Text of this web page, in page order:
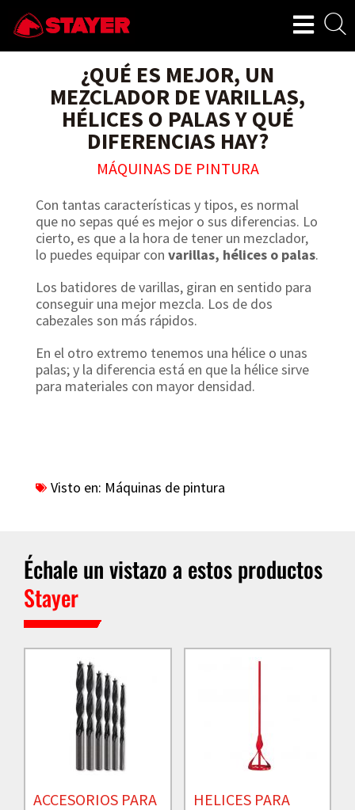
¿QUÉ ES MEJOR, UN
MEZCLADOR DE VARILLAS,
HÉLICES O PALAS Y QUÉ
DIFERENCIAS HAY?
MÁQUINAS DE PINTURA
Con tantas características y tipos, es normal
que no sepas qué es mejor o sus diferencias. Lo
cierto, es que a la hora de tener un mezclador,
lo puedes equipar con varillas, hélices o palas.
Los batidores de varillas, giran en sentido para
conseguir una mejor mezcla. Los de dos
cabezales son más rápidos.
En el otro extremo tenemos una hélice o unas
palas; y la diferencia está en que la hélice sirve
para materiales con mayor densidad.
Visto en: Máquinas de pintura
Échale un vistazo a estos productos
Stayer
ACCESORIOS PARA
HELICES PARA